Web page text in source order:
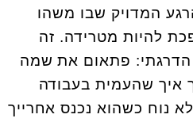
המדויק שבו משהו
להיות מטרידה. זה
הדרגתי: פתאום את שמה
איך שהעמית בעבודה
נוח כשהוא נכנס אחרייך